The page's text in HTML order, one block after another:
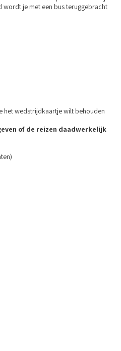
wordt je met een bus teruggebracht
het wedstrijdkaartje wilt behouden
of de reizen daadwerkelijk